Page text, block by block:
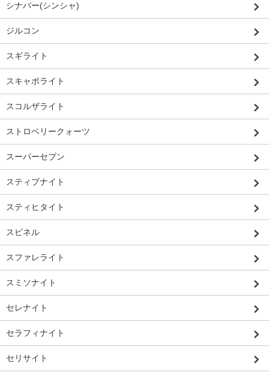
シナバー(シンシャ)
ジルコン
スギライト
スキャポライト
スコルザライト
ストロベリークォーツ
スーパーセブン
スティブナイト
スティヒタイト
スピネル
スファレライト
スミソナイト
セレナイト
セラフィナイト
セリサイト